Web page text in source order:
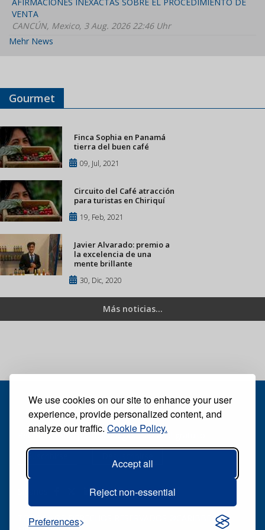
We use cookies on our site to enhance your user
experience, provide personalized content, and
analyze our traffic. Cookie Policy.
Accept all
Reject non-essential
Preferences
VENTA
CANCÚN, Mexico, 3 Aug. 2026 22:46 Uhr
Mehr News
Gourmet
Finca Sophia en Panamá
tierra del buen café
09, Jul, 2021
Circuito del Café atracción
para turistas en Chiriquí
19, Feb, 2021
Javier Alvarado: premio a
la excelencia de una
mente brillante
30, Dic, 2020
Más noticias...
Recibe nuestro periódico digital semanal gratuito
Suscribirse
TODOS LOS DERECHOS RESERVADOS ®CARIBBEAN